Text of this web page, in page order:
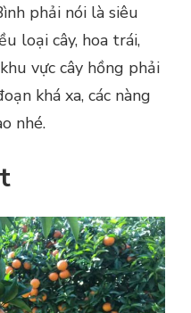
phải nói là siêu
loại cây, hoa trái,
vực cây hồng phải
khá xa, các nàng
nhé.